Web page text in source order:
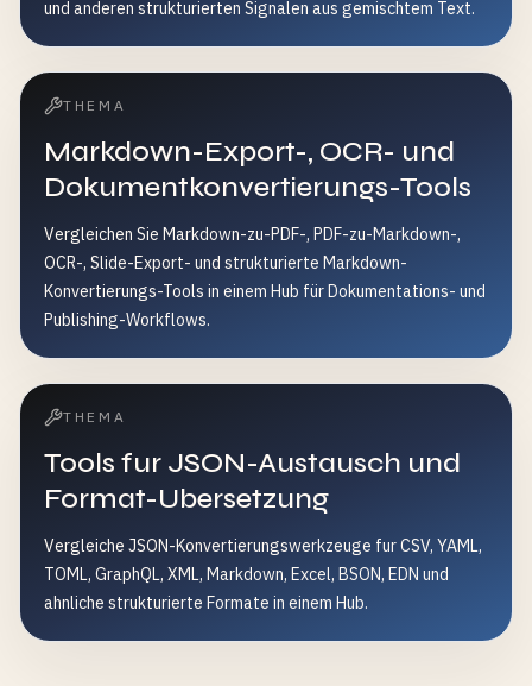
und anderen strukturierten Signalen aus gemischtem Text.
THEMA
Markdown-Export-, OCR- und
Dokumentkonvertierungs-Tools
Vergleichen Sie Markdown-zu-PDF-, PDF-zu-Markdown-,
OCR-, Slide-Export- und strukturierte Markdown-
Konvertierungs-Tools in einem Hub für Dokumentations- und
Publishing-Workflows.
THEMA
Tools fur JSON-Austausch und
Format-Ubersetzung
Vergleiche JSON-Konvertierungswerkzeuge fur CSV, YAML,
TOML, GraphQL, XML, Markdown, Excel, BSON, EDN und
ahnliche strukturierte Formate in einem Hub.